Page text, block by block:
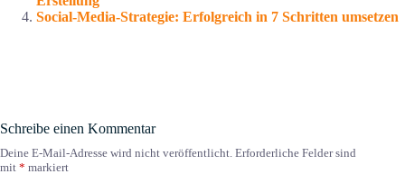
Social-Media-Strategie: Erfolgreich in 7 Schritten umsetzen
Schreibe einen Kommentar
Deine E-Mail-Adresse wird nicht veröffentlicht. Erforderliche Felder sind
mit * markiert